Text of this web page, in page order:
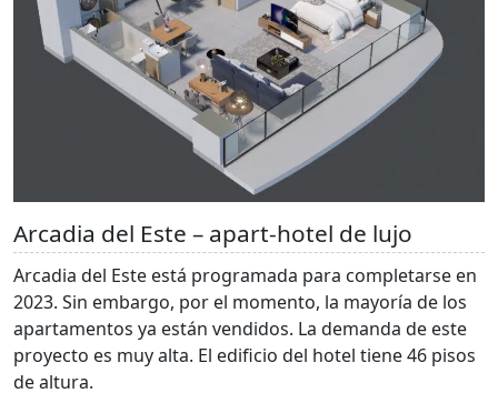
Arcadia del Este – apart-hotel de lujo
Arcadia del Este está programada para completarse en
2023. Sin embargo, por el momento, la mayoría de los
apartamentos ya están vendidos. La demanda de este
proyecto es muy alta. El edificio del hotel tiene 46 pisos
de altura.